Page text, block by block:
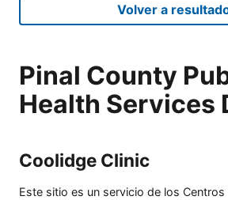
Volver a
Pinal County
Health Services
Coolidge Clinic
Este sitio es un servicio de los